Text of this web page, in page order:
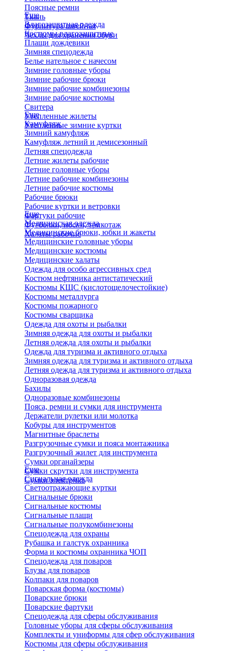
Поясные ремни
Ткань
Фурнитура швейная
Чехлы для хранения обуви
Еще
Влагозащитная одежда
Костюмы влагозащитные
Плащи дождевики
Зимняя спецодежда
Белье нательное с начесом
Зимние головные уборы
Зимние рабочие брюки
Зимние рабочие комбинезоны
Зимние рабочие костюмы
Свитера
Утепленные жилеты
Утепленные зимние куртки
Еще
Камуфляж
Зимний камуфляж
Камуфляж летний и демисезонный
Летняя спецодежда
Летние жилеты рабочие
Летние головные уборы
Летние рабочие комбинезоны
Летние рабочие костюмы
Рабочие брюки
Рабочие куртки и ветровки
Фартуки рабочие
Футболки, носки, трикотаж
Халаты рабочие
Еще
Медицинская одежда
Медицинские брюки, юбки и жакеты
Медицинские головные уборы
Медицинские костюмы
Медицинские халаты
Одежда для особо агрессивных сред
Костюм нефтяника антистатический
Костюмы КЩС (кислотощелочестойкие)
Костюмы металлурга
Костюмы пожарного
Костюмы сварщика
Одежда для охоты и рыбалки
Зимняя одежда для охоты и рыбалки
Летняя одежда для охоты и рыбалки
Одежда для туризма и активного отдыха
Зимняя одежда для туризма и активного отдыха
Летняя одежда для туризма и активного отдыха
Одноразовая одежда
Бахилы
Одноразовые комбинезоны
Пояса, ремни и сумки для инструмента
Держатели рулетки или молотка
Кобуры для инструментов
Магнитные браслеты
Разгрузочные сумки и пояса монтажника
Разгрузочный жилет для инструмента
Сумки органайзеры
Сумки скрутки для инструмента
Сумки электрика
Еще
Сигнальная одежда
Светоотражающие куртки
Сигнальные брюки
Сигнальные костюмы
Сигнальные плащи
Сигнальные полукомбинезоны
Спецодежда для охраны
Рубашка и галстук охранника
Форма и костюмы охранника ЧОП
Спецодежда для поваров
Блузы для поваров
Колпаки для поваров
Поварская форма (костюмы)
Поварские брюки
Поварские фартуки
Спецодежда для сферы обслуживания
Головные уборы для сферы обслуживания
Комплекты и униформы для сфер обслуживания
Костюмы для сферы обслуживания